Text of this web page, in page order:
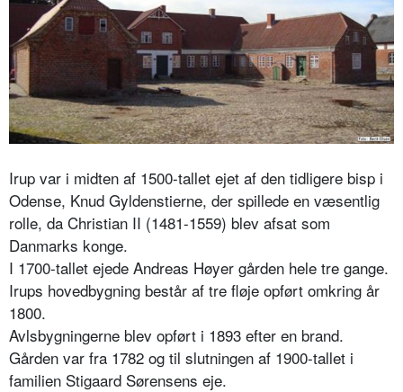
Irup var i midten af 1500-tallet ejet af den tidligere bisp i
Odense, Knud Gyldenstierne, der spillede en væsentlig
rolle, da Christian II (1481-1559) blev afsat som
Danmarks konge.
I 1700-tallet ejede Andreas Høyer gården hele tre gange.
Irups hovedbygning består af tre fløje opført omkring år
1800.
Avlsbygningerne blev opført i 1893 efter en brand.
Gården var fra 1782 og til slutningen af 1900-tallet i
familien Stigaard Sørensens eje.